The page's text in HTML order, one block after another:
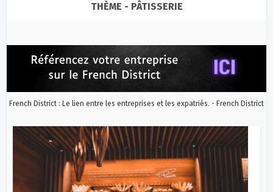
THÈME - PÂTISSERIE
French District : Le lien entre les entreprises et les expatriés. - French District